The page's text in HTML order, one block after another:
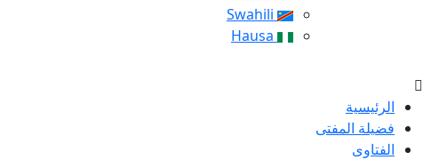
الرئيسية
فضيلة المفتى
الفتاوى